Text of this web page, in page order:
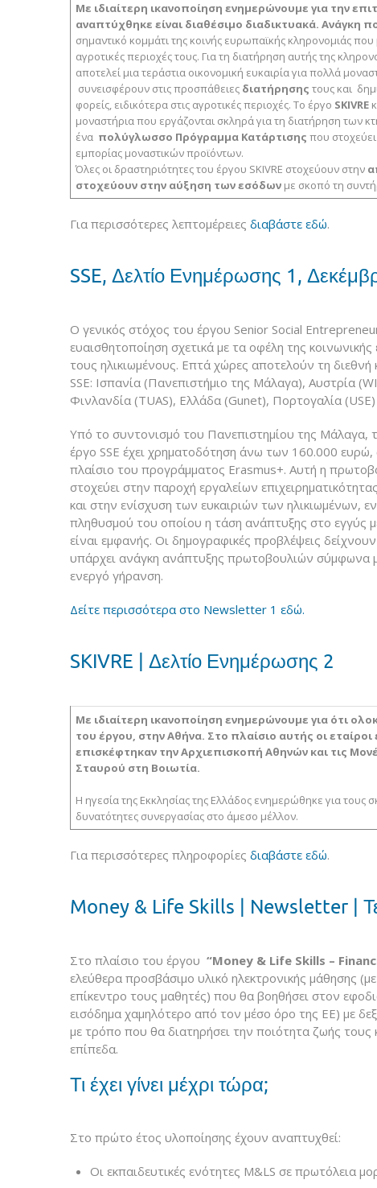
Με ιδιαίτερη ικανοποίηση ενημερώνουμε για την
αναπτύχθηκε είναι διαθέσιμο διαδικτυακά. Ανάγκη
σημαντικό κομμάτι της κοινής ευρωπαϊκής κληρονομιάς
αγροτικές περιοχές τους. Για τη διατήρηση αυτής της
αποτελεί μια τεράστια οικονομική ευκαιρία για πολλά
συνεισφέρουν στις προσπάθειες διατήρησης τους και
φορείς, ειδικότερα στις αγροτικές περιοχές. Το έργο SKIVRE
μοναστήρια που εργάζονται σκληρά για τη διατήρηση των
ένα πολύγλωσσο Πρόγραμμα Κατάρτισης που
εμπορίας μοναστικών προϊόντων.
Όλες οι δραστηριότητες του έργου SKIVRE στοχεύουν στην
στοχεύουν στην αύξηση των εσόδων με σκοπό τη
Για περισσότερες λεπτομέρειες διαβάστε εδώ.
SSE, Δελτίο Ενημέρωσης 1,
Ο γενικός στόχος του έργου Senior Social
ευαισθητοποίηση σχετικά με τα οφέλη της κοινωνικής
τους ηλικιωμένους. Επτά χώρες αποτελούν τη διεθνή
SSE: Ισπανία (Πανεπιστήμιο της Μάλαγα), Αυστρία
Φινλανδία (TUAS), Ελλάδα (Gunet), Πορτογαλία (USE)
Υπό το συντονισμό του Πανεπιστημίου της Μάλαγα,
έργο SSE έχει χρηματοδότηση άνω των 160.000 ευρώ,
πλαίσιο του προγράμματος Erasmus+. Αυτή η
στοχεύει στην παροχή εργαλείων επιχειρηματικότητας
και στην ενίσχυση των ευκαιριών των ηλικιωμένων,
πληθυσμού του οποίου η τάση ανάπτυξης στο εγγύς
είναι εμφανής. Οι δημογραφικές προβλέψεις
υπάρχει ανάγκη ανάπτυξης πρωτοβουλιών σύμφωνα
ενεργό γήρανση.
Δείτε περισσότερα στο Newsletter 1 εδώ.
SKIVRE | Δελτίο Ενημέρωσης 2
Με ιδιαίτερη ικανοποίηση ενημερώνουμε για ότι
του έργου, στην Αθήνα. Στο πλαίσιο αυτής οι
επισκέφτηκαν την Αρχιεπισκοπή Αθηνών και τις
Σταυρού στη Βοιωτία.
Η ηγεσία της Εκκλησίας της Ελλάδος ενημερώθηκε για τους
δυνατότητες συνεργασίας στο άμεσο μέλλον.
Για περισσότερες πληροφορίες διαβάστε εδώ.
Money & Life Skills | Newsletter |
Στο πλαίσιο του έργου “Money & Life Skills –
ελεύθερα προσβάσιμο υλικό ηλεκτρονικής μάθησης
επίκεντρο τους μαθητές) που θα βοηθήσει στον
εισόδημα χαμηλότερο από τον μέσο όρο της ΕΕ) με
με τρόπο που θα διατηρήσει την ποιότητα ζωής τους
επίπεδα.
Τι έχει γίνει μέχρι τώρα;
Στο πρώτο έτος υλοποίησης έχουν αναπτυχθεί:
Οι εκπαιδευτικές ενότητες M&LS σε πρωτόλεια